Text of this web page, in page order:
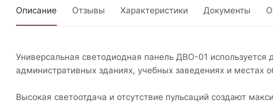
Описание Отзывы Характеристики Документы
Универсальная светодиодная панель ДВО-01
административных зданиях, учебных заведениях и местах
Высокая светоотдача и отсутствие пульсаций создают